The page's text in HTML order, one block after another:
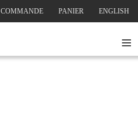
COMMANDE PANIER ENGLISH
≡